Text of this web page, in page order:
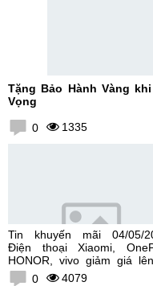
Tặng Bảo Hành Vàng
Vọng
0 1335
Tin khuyến mãi 04/05/
Điện thoại Xiaomi,
HONOR, vivo giảm giá lên
300K0 4079